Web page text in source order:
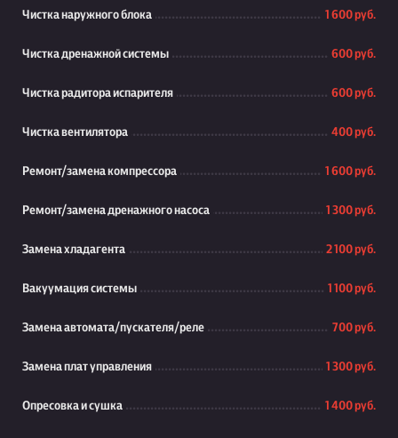
Чистка наружного блока 1 600 руб.
Чистка дренажной системы 600 руб.
Чистка радитора испарителя 600 руб.
Чистка вентилятора 400 руб.
Ремонт/замена компрессора 1 600 руб.
Ремонт/замена дренажного насоса 1 300 руб.
Замена хладагента 2 100 руб.
Вакуумация системы 1 100 руб.
Замена автомата/пускателя/реле 700 руб.
Замена плат управления 1 300 руб.
Опресовка и сушка 1 400 руб.